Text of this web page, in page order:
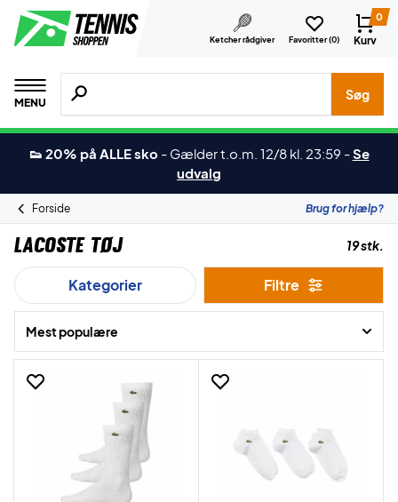
Ketcher rådgiver Favoritter (0)
0
Kurv
MENU
Søg efter produkter, mærker etc.
Søg
👟 20% på ALLE sko - Gælder t.o.m. 12/8 kl. 23:59 -Se
udvalg
Forside Brug for hjælp?
Lacoste Tøj 19 stk.
Kategorier Filtre
Mest populære